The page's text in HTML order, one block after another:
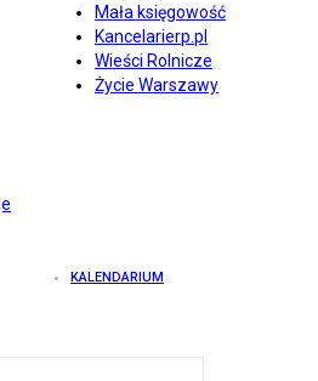
Mała księgowość
Kancelarierp.pl
Wieści Rolnicze
Życie Warszawy
KALENDARIUM